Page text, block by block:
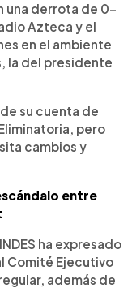
una derrota de 0-
Azteca y el
en el ambiente
la del presidente
su cuenta de
pero
cambios y
entre
ha expresado
Comité Ejecutivo
además de